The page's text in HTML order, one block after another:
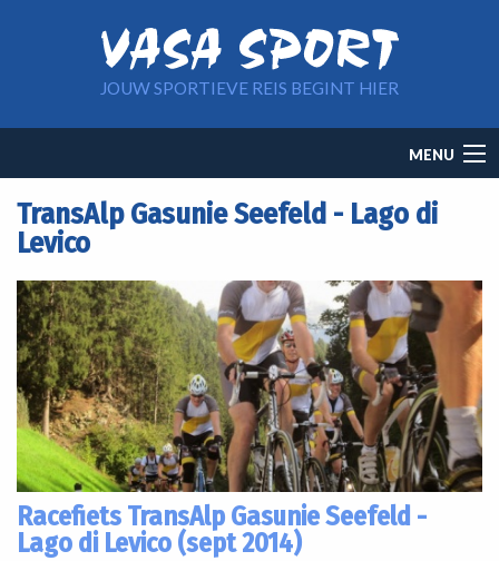
JOUW SPORTIEVE REIS BEGINT HIER
navigation
MENU
TransAlp Gasunie Seefeld - Lago di
Levico
Racefiets TransAlp Gasunie Seefeld -
Lago di Levico (sept 2014)